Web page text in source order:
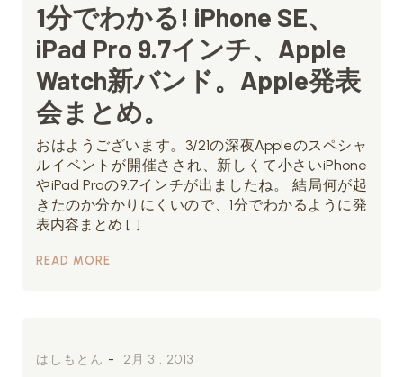
1分でわかる! iPhone SE、
iPad Pro 9.7インチ、Apple
Watch新バンド。Apple発表
会まとめ。
おはようございます。3/21の深夜Appleのスペシャ
ルイベントが開催さされ、新しくて小さいiPhone
やiPad Proの9.7インチが出ましたね。 結局何が起
きたのか分かりにくいので、1分でわかるように発
表内容まとめ […]
READ MORE
はしもとん - 12月 31, 2013